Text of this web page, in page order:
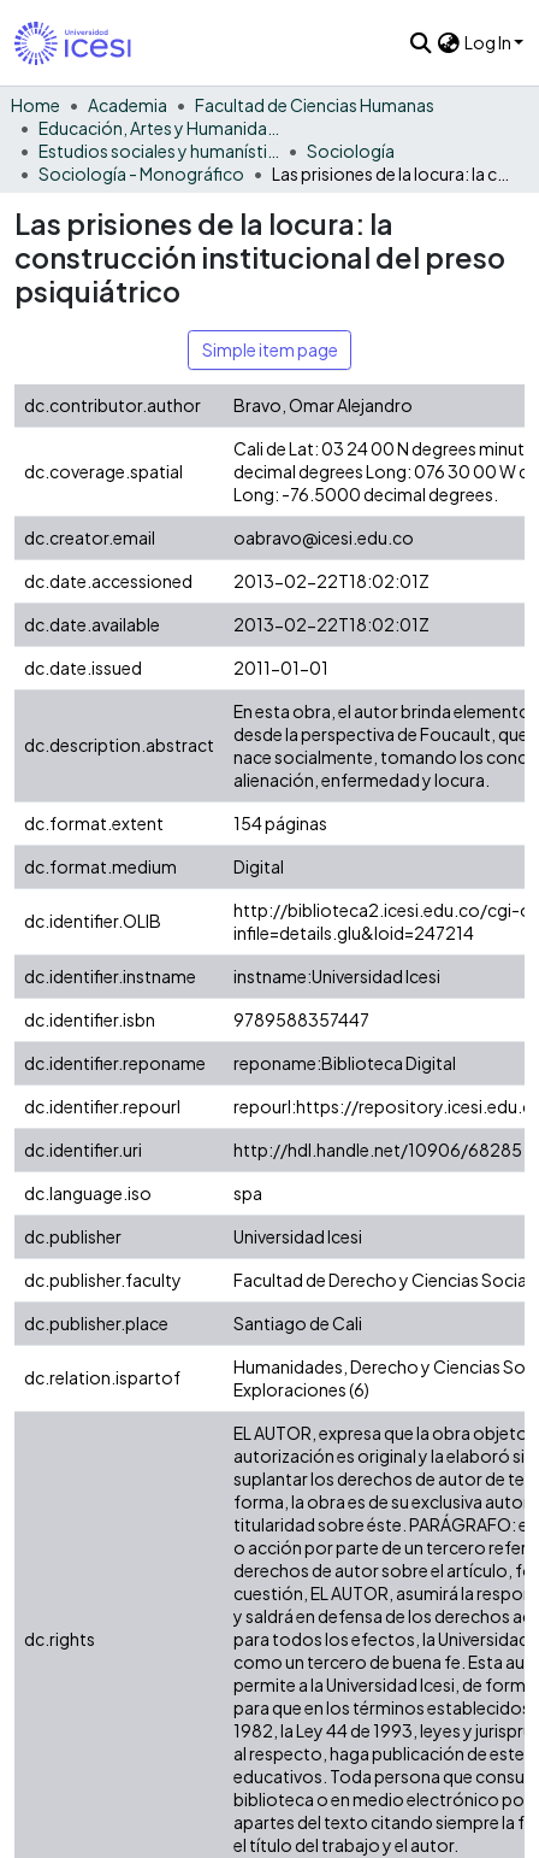
Log In
Home Academia
Facultad de Ciencias Humanas
Sociología
Sociología - Monográfico
Las prisiones de la locura: la
construcción institucional del preso
psiquiátrico
Simple item page
dc.contributor.author Bravo, Omar Alejandro
dc.coverage.spatial
Cali de Lat: 03 24 00 N degrees
decimal degrees Long: 076 30 00 W
Long: -76.5000 decimal degrees.
dc.creator.email
oabravo@icesi.edu.co
dc.date.accessioned
2013-02-22T18:02:01Z
dc.date.available
2013-02-22T18:02:01Z
dc.date.issued
2011-01-01
dc.description.abstract
En esta obra, el autor brinda
desde la perspectiva de Foucault, que
nace socialmente, tomando los
alienación, enfermedad y locura.
dc.format.extent
154 páginas
dc.format.medium
Digital
dc.identifier.OLIB
http://biblioteca2.icesi.edu.co/cgi-
infile=details.glu&loid=247214
dc.identifier.instname
instname:Universidad Icesi
dc.identifier.isbn
9789588357447
dc.identifier.reponame
reponame:Biblioteca Digital
dc.identifier.repourl
repourl:https://
dc.identifier.uri
http://hdl.handle.net/10906/68285
dc.language.iso
spa
dc.publisher
Universidad Icesi
dc.publisher.faculty
Facultad de Derecho y Ciencias
dc.publisher.place
Santiago de Cali
dc.relation.ispartof
Humanidades, Derecho y Ciencias
Exploraciones (6)
dc.rights
EL AUTOR, expresa que la obra objeto
autorización es original y la elaboró
suplantar los derechos de autor de
forma, la obra es de su exclusiva
titularidad sobre éste. PARÁGRAFO:
o acción por parte de un tercero
derechos de autor sobre el artículo,
cuestión, EL AUTOR, asumirá la
y saldrá en defensa de los derechos
para todos los efectos, la Universidad
como un tercero de buena fe. Esta
permite a la Universidad Icesi, de
para que en los términos establecidos
1982, la Ley 44 de 1993, leyes y
al respecto, haga publicación de este
educativos. Toda persona que
biblioteca o en medio electrónico
apartes del texto citando siempre la
el título del trabajo y el autor.